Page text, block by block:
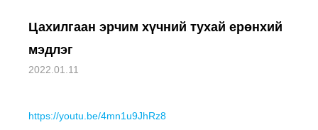
Цахилгаан эрчим хүчний тухай ерөнхий
мэдлэг
2022.01.11
https://youtu.be/4mn1u9JhRz8